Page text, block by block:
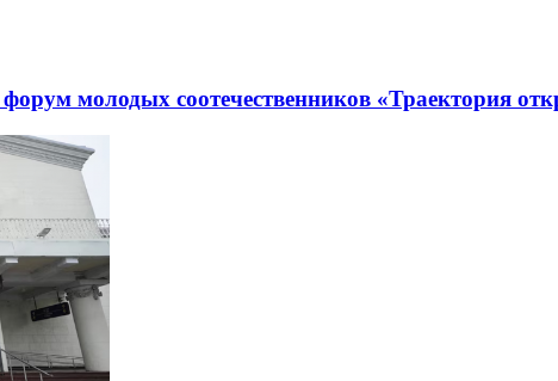
молодых соотечественников «Траектория